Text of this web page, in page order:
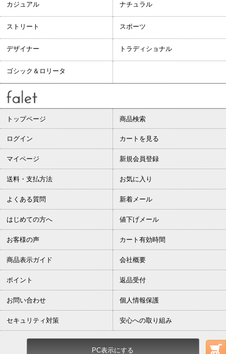
カジュアル ナチュラル
ストリート スポーツ
デザイナー トラディショナル
ゴシック＆ロリータ
トップページ 商品検索
ログイン カートを見る
マイページ 新規会員登録
送料・支払方法 お気に入り
よくある質問 新着メール
はじめての方へ 値下げメール
お客様の声 カート有効時間
商品表示ガイド 会社概要
ポイント 返品受付
お問い合わせ 個人情報保護
セキュリティ対策 安心への取り組み
PC表示にする